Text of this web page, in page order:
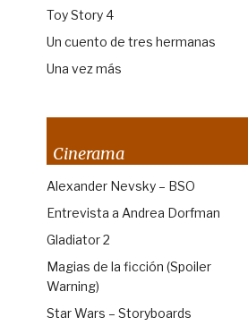
Toy Story 4
Un cuento de tres hermanas
Una vez más
Cinerama
Alexander Nevsky – BSO
Entrevista a Andrea Dorfman
Gladiator 2
Magias de la ficción (Spoiler
Warning)
Star Wars – Storyboards